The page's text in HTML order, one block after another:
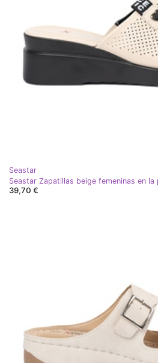
Seastar
Seastar Zapatillas beige femeninas en la
39,70 €